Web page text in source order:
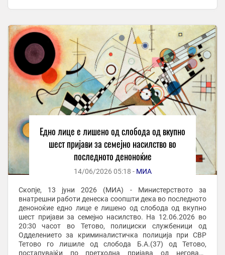
Едно лице е лишено од слобода од вкупно
шест пријави за семејно насилство во
последното деноноќие
14/06/2026 05:18 - МИА
Скопје, 13 јуни 2026 (МИА) - Министерството за
внатрешни работи денеска соопшти дека во последното
деноноќие едно лице е лишено од слобода од вкупно
шест пријави за семејно насилство. На 12.06.2026 во
20:30 часот во Тетово, полициски службеници од
Одделението за криминалистичка полиција при СВР
Тетово го лишиле од слобода Б.А.(37) од Тетово,
постапувајќи по претходна пријава од неговата